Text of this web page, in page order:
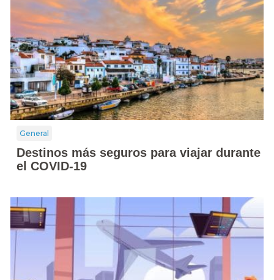
General
Destinos más seguros para viajar durante
el COVID-19